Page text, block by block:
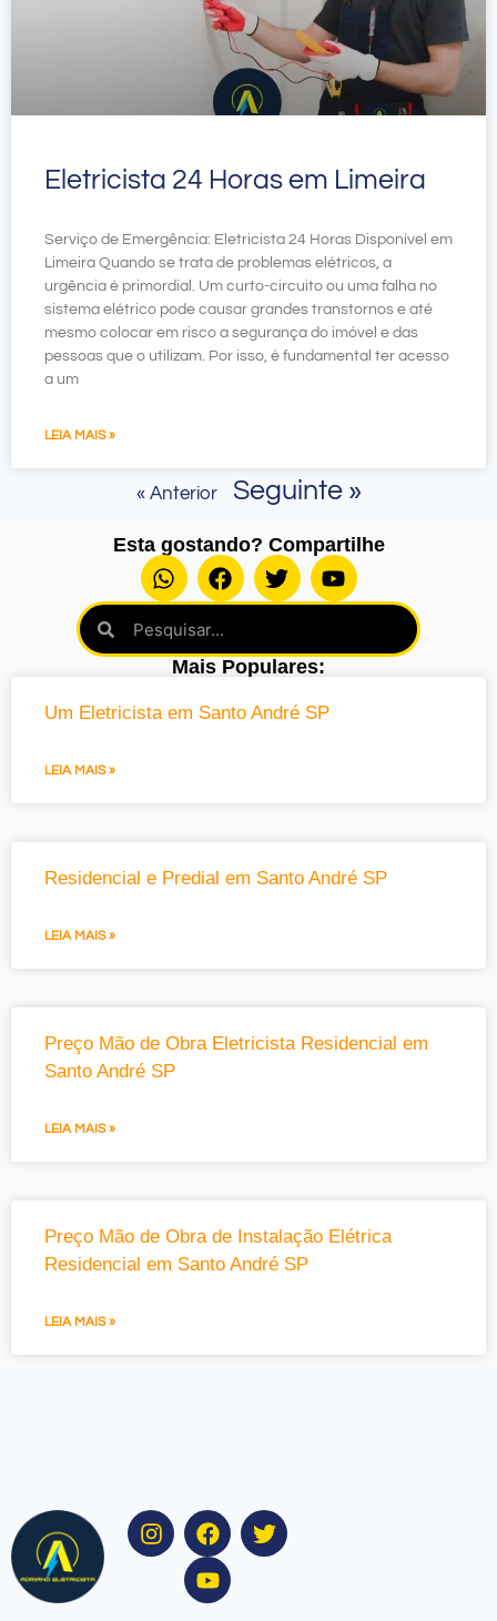
Eletricista 24 Horas em Limeira
Serviço de Emergência: Eletricista 24 Horas Disponível em
Limeira Quando se trata de problemas elétricos, a
urgência é primordial. Um curto-circuito ou uma falha no
sistema elétrico pode causar grandes transtornos e até
mesmo colocar em risco a segurança do imóvel e das
pessoas que o utilizam. Por isso, é fundamental ter acesso
a um
LEIA MAIS »
« Anterior Seguinte »
Esta gostando? Compartilhe
Mais Populares:
Um Eletricista em Santo André SP
LEIA MAIS »
Residencial e Predial em Santo André SP
LEIA MAIS »
Preço Mão de Obra Eletricista Residencial em
Santo André SP
LEIA MAIS »
Preço Mão de Obra de Instalação Elétrica
Residencial em Santo André SP
LEIA MAIS »